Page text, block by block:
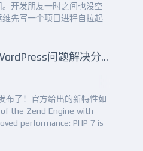
开发朋友一时之间也没空
先写一个项目进程自拉起
PHP7.0正式版编译安装升级及WordPress问题解决分享
布了！官方给出的新特性如
the Zend Engine with
performance: PHP 7 is